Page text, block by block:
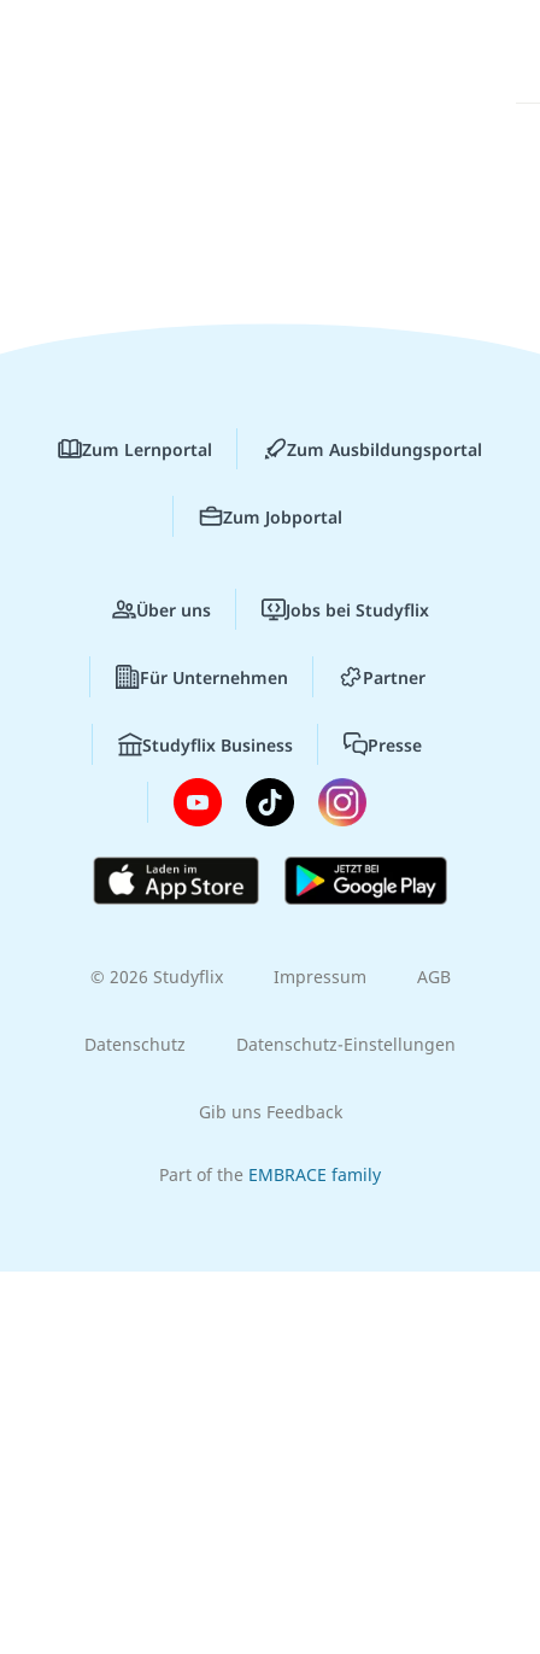
Zum Lernportal Zum Ausbildungsportal
Zum Jobportal
Über uns Jobs bei Studyflix
Für Unternehmen Partner
Studyflix Business Presse
© 2026 Studyflix Impressum AGB
Datenschutz Datenschutz-Einstellungen
Gib uns Feedback
Part of the EMBRACE family